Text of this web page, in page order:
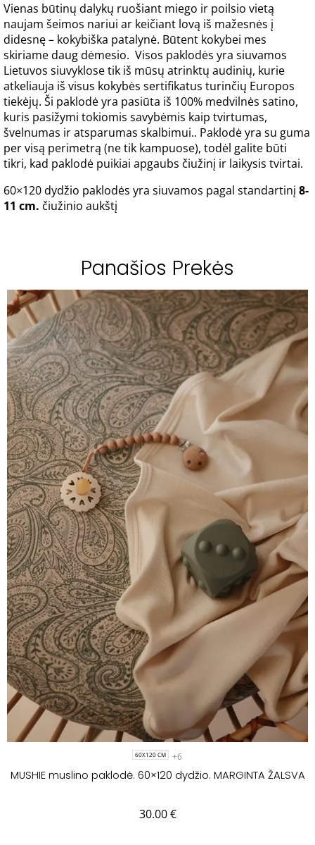
Vienas būtinų dalykų ruošiant miego ir poilsio vietą
naujam šeimos nariui ar keičiant lovą iš mažesnės į
didesnę – kokybiška patalynė. Būtent kokybei mes
skiriame daug dėmesio. Visos paklodės yra siuvamos
Lietuvos siuvyklose tik iš mūsų atrinktų audinių, kurie
atkeliauja iš visus kokybės sertifikatus turinčių Europos
tiekėjų. Ši paklodė yra pasiūta iš 100% medvilnės satino,
kuris pasižymi tokiomis savybėmis kaip tvirtumas,
švelnumas ir atsparumas skalbimui.. Paklodė yra su guma
per visą perimetrą (ne tik kampuose), todėl galite būti
tikri, kad paklodė puikiai apgaubs čiužinį ir laikysis tvirtai.
60×120 dydžio paklodės yra siuvamos pagal standartinį 8-
11 cm. čiužinio aukštį
Panašios Prekės
60X120 CM +6
MUSHIE muslino paklodė. 60×120 dydžio. MARGINTA ŽALSVA
30.00€